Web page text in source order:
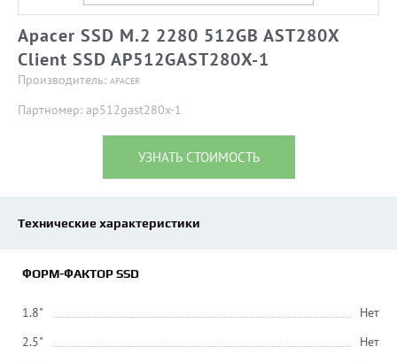
Apacer SSD M.2 2280 512GB AST280X
Client SSD AP512GAST280X-1
Производитель: APACER
Партномер: ap512gast280x-1
УЗНАТЬ СТОИМОСТЬ
Технические характеристики
ФОРМ-ФАКТОР SSD
1.8"
Нет
2.5"
Нет